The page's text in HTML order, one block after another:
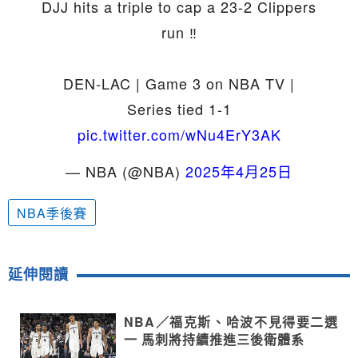
DJJ hits a triple to cap a 23-2 Clippers
run ‼️
DEN-LAC | Game 3 on NBA TV |
Series tied 1-1
pic.twitter.com/wNu4ErY3AK
— NBA (@NBA) 2025年4月25日
NBA季後賽
延伸閱讀
NBA／福克斯、哈波不見得要二選
一 馬刺將持續推進三後衛體系